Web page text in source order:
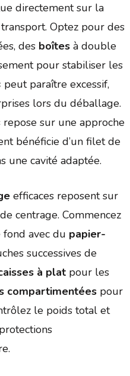
directement sur la
Optez pour des
des boîtesà double
pour stabiliser les
peut paraître excessif,
lors du déballage.
repose sur une approche
bénéficie d’un filet de
une cavité adaptée.
efficaces reposent sur
centrage. Commencez
avec du papier-
successives de
à platpour les
compartimentéespour
le poids total et